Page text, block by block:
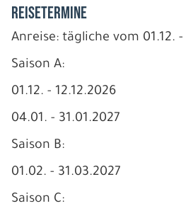
REISETERMINE
Anreise: tägliche vom 01.12. -
Saison A:
01.12. - 12.12.2026
04.01. - 31.01.2027
Saison B:
01.02. - 31.03.2027
Saison C: